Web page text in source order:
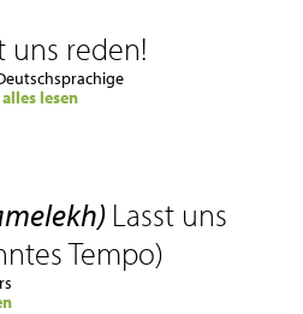
uns reden!
alles lesen
Lasst uns
Tempo)